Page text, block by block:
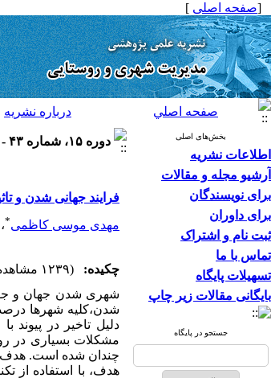
[صفحه اصلی ]
صفحه اصلي درباره نشريه
بخش‌های اصلی
اطلاعات نشریه
آرشیو مجله و مقالات
برای نویسندگان
برای داوران
ثبت نام و اشتراک
تماس با ما
تسهیلات پایگاه
بایگانی مقالات زیر چاپ
جستجو در پایگاه
دوره ۱۵، شماره ۴۳ - ( ۶-۱۳۹۵ )
فرایند جهانی شدن و
مهدی موسی کاظمی*،
چکیده:
(۱۲۳۹ مشاهده)
شهری شدن جهان و
شدن،کلیه شهرها
دلیل تاخیر در
مشکلات بسیاری در
چندان شده است. هدف